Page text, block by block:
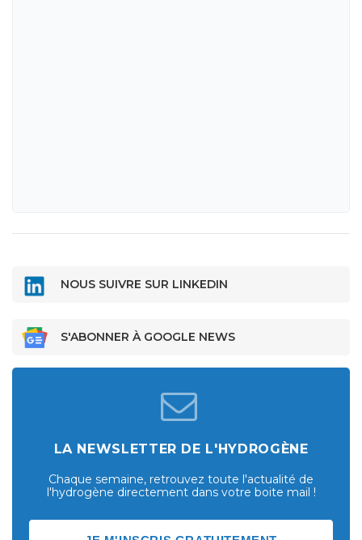
NOUS SUIVRE SUR LINKEDIN
S'ABONNER À GOOGLE NEWS
LA NEWSLETTER DE L'HYDROGÈNE
Chaque semaine, retrouvez toute l'actualité de
l'hydrogène directement dans votre boite mail !